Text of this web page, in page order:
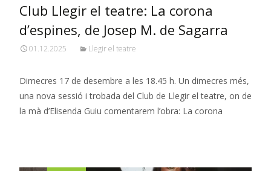
Club Llegir el teatre: La corona
d’espines, de Josep M. de Sagarra
01.12.2025 Llegir el teatre
Dimecres 17 de desembre a les 18.45 h. Un dimecres més,
una nova sessió i trobada del Club de Llegir el teatre, on de
la mà d’Elisenda Guiu comentarem l’obra: La corona